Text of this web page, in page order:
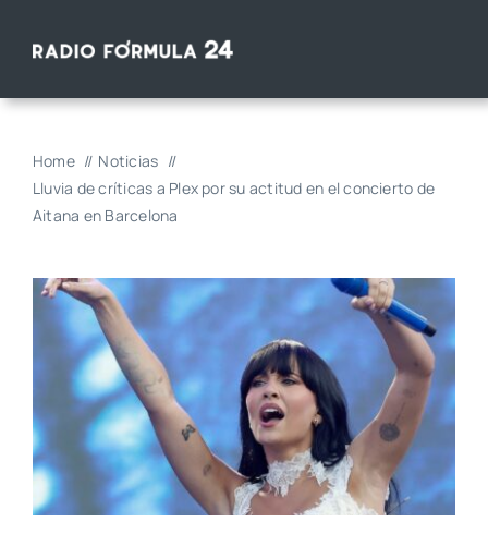
Home
Noticias
Lluvia de críticas a Plex por su actitud en el concierto de
Aitana en Barcelona